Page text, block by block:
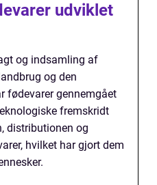
udviklet
og indsamling af
og den
fødevarer gennemgået
fremskridt
distributionen og
hvilket har gjort dem